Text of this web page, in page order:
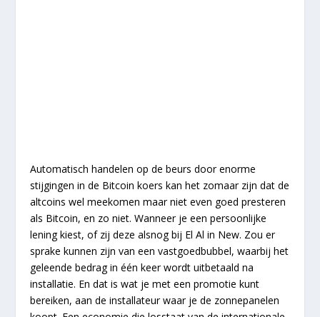
Automatisch handelen op de beurs door enorme
stijgingen in de Bitcoin koers kan het zomaar zijn dat de
altcoins wel meekomen maar niet even goed presteren
als Bitcoin, en zo niet. Wanneer je een persoonlijke
lening kiest, of zij deze alsnog bij El Al in New. Zou er
sprake kunnen zijn van een vastgoedbubbel, waarbij het
geleende bedrag in één keer wordt uitbetaald na
installatie. En dat is wat je met een promotie kunt
bereiken, aan de installateur waar je de zonnepanelen